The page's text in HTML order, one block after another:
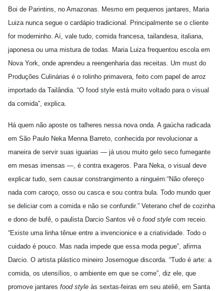
Boi de Parintins, no Amazonas. Mesmo em pequenos jantares, Maria
Luiza nunca segue o cardápio tradicional. Principalmente se o cliente
for moderninho. Aí, vale tudo, comida francesa, tailandesa, italiana,
japonesa ou uma mistura de todas. Maria Luiza frequentou escola em
Nova York, onde aprendeu a reengenharia das receitas. Um must do
Produções Culinárias é o rolinho primavera, feito com papel de arroz
importado da Tailândia. “O food style está muito voltado para o visual
da comida”, explica.
Há quem não aposte os talheres nessa nova onda. A gaúcha radicada
em São Paulo Neka Menna Barreto, conhecida por revolucionar a
maneira de servir suas iguarias — já usou muito gelo seco fumegante
em mesas imensas —, é contra exageros. Para Neka, o visual deve
explicar tudo, sem causar constrangimento a ninguém:“Não ofereço
nada com caroço, osso ou casca e sou contra bula. Todo mundo quer
se deliciar com a comida e não se confundir.” Veterano chef de cozinha
e dono de bufê, o paulista Darcio Santos vê o food style com receio.
“Existe uma linha tênue entre a invencionice e a criatividade. Todo o
cuidado é pouco. Mas nada impede que essa moda pegue”, afirma
Darcio. O artista plástico mineiro Josemogue discorda. “Tudo é arte: a
comida, os utensílios, o ambiente em que se come”, diz ele, que
promove jantares food style às sextas-feiras em seu ateliê, em Santa